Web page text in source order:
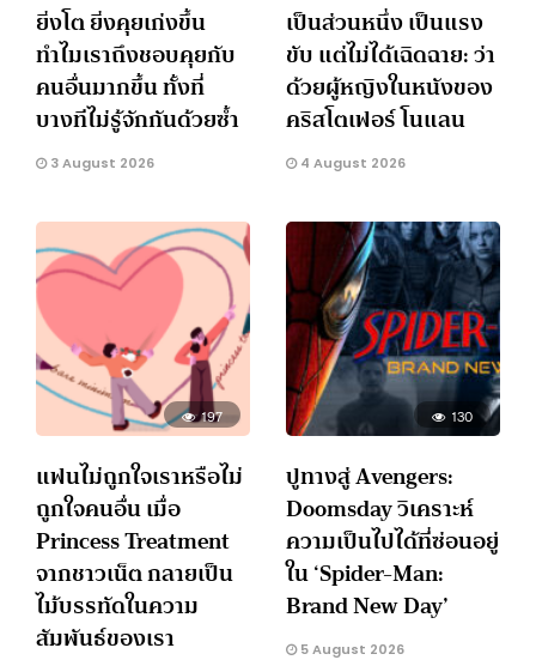
ยิ่งโต ยิ่งคุยเก่งขึ้น
ทำไมเราถึงชอบคุยกับ
คนอื่นมากขึ้น ทั้งที่
บางทีไม่รู้จักกันด้วยซ้ำ
3 August 2026
เป็นส่วนหนึ่ง เป็นแรง
ขับ แต่ไม่ได้เฉิดฉาย: ว่า
ด้วยผู้หญิงในหนังของ
คริสโตเฟอร์ โนแลน
4 August 2026
197
แฟนไม่ถูกใจเราหรือไม่
ถูกใจคนอื่น เมื่อ
Princess Treatment
จากชาวเน็ต กลายเป็น
ไม้บรรทัดในความ
สัมพันธ์ของเรา
130
ปูทางสู่ Avengers:
Doomsday วิเคราะห์
ความเป็นไปได้ที่ซ่อนอยู่
ใน ‘Spider-Man:
Brand New Day’
5 August 2026